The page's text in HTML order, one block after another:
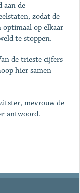
aan de
zodat de
optimaal op elkaar
te stoppen.
de trieste cijfers
hier samen
mevrouw de
antwoord.